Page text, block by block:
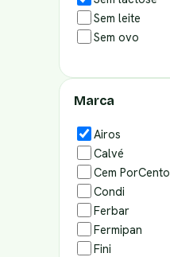
Sem leite
Sem ovo
Marca
Airos
Calvé
Cem PorCento
Condi
Ferbar
Fermipan
Fini